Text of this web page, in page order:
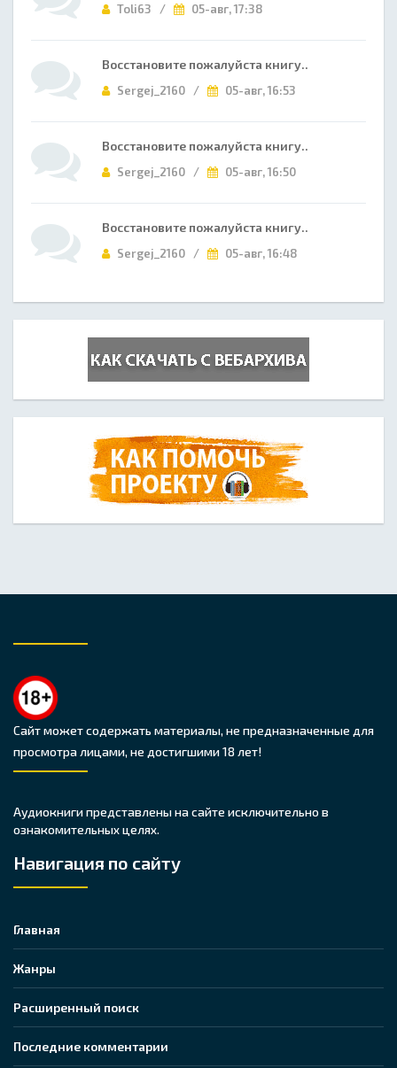
Toli63 / 05-авг, 17:38
Восстановите пожалуйста книгу..
Sergej_2160 / 05-авг, 16:53
Восстановите пожалуйста книгу..
Sergej_2160 / 05-авг, 16:50
Восстановите пожалуйста книгу..
Sergej_2160 / 05-авг, 16:48
Сайт может содержать материалы, не предназначенные для
просмотра лицами, не достигшими 18 лет!
Аудиокниги представлены на сайте исключительно в
ознакомительных целях.
Навигация по сайту
Главная
Жанры
Расширенный поиск
Последние комментарии